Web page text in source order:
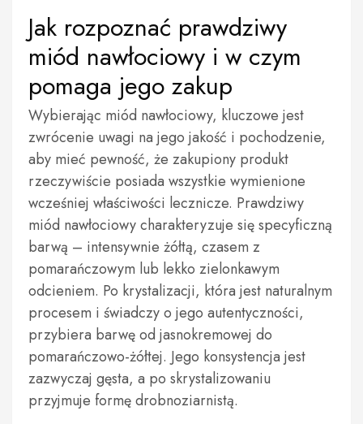
Jak rozpoznać prawdziwy
miód nawłociowy i w czym
pomaga jego zakup
Wybierając miód nawłociowy, kluczowe jest
zwrócenie uwagi na jego jakość i pochodzenie,
aby mieć pewność, że zakupiony produkt
rzeczywiście posiada wszystkie wymienione
wcześniej właściwości lecznicze. Prawdziwy
miód nawłociowy charakteryzuje się specyficzną
barwą – intensywnie żółtą, czasem z
pomarańczowym lub lekko zielonkawym
odcieniem. Po krystalizacji, która jest naturalnym
procesem i świadczy o jego autentyczności,
przybiera barwę od jasnokremowej do
pomarańczowo-żółtej. Jego konsystencja jest
zazwyczaj gęsta, a po skrystalizowaniu
przyjmuje formę drobnoziarnistą.